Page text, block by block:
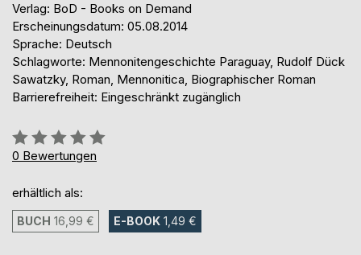
Verlag: BoD - Books on Demand
Erscheinungsdatum: 05.08.2014
Sprache: Deutsch
Schlagworte: Mennonitengeschichte Paraguay, Rudolf Dück
Sawatzky, Roman, Mennonitica, Biographischer Roman
Barrierefreiheit: Eingeschränkt zugänglich
Bewertung::
0%
0 Bewertungen
erhältlich als:
BUCH 16,99 € E-BOOK 1,49 €